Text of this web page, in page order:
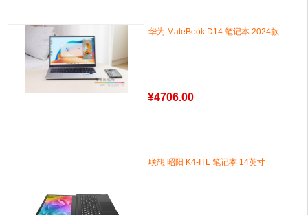
华为 MateBook D14 笔记本 2024款
¥4706.00
联想 昭阳 K4-ITL 笔记本 14英寸